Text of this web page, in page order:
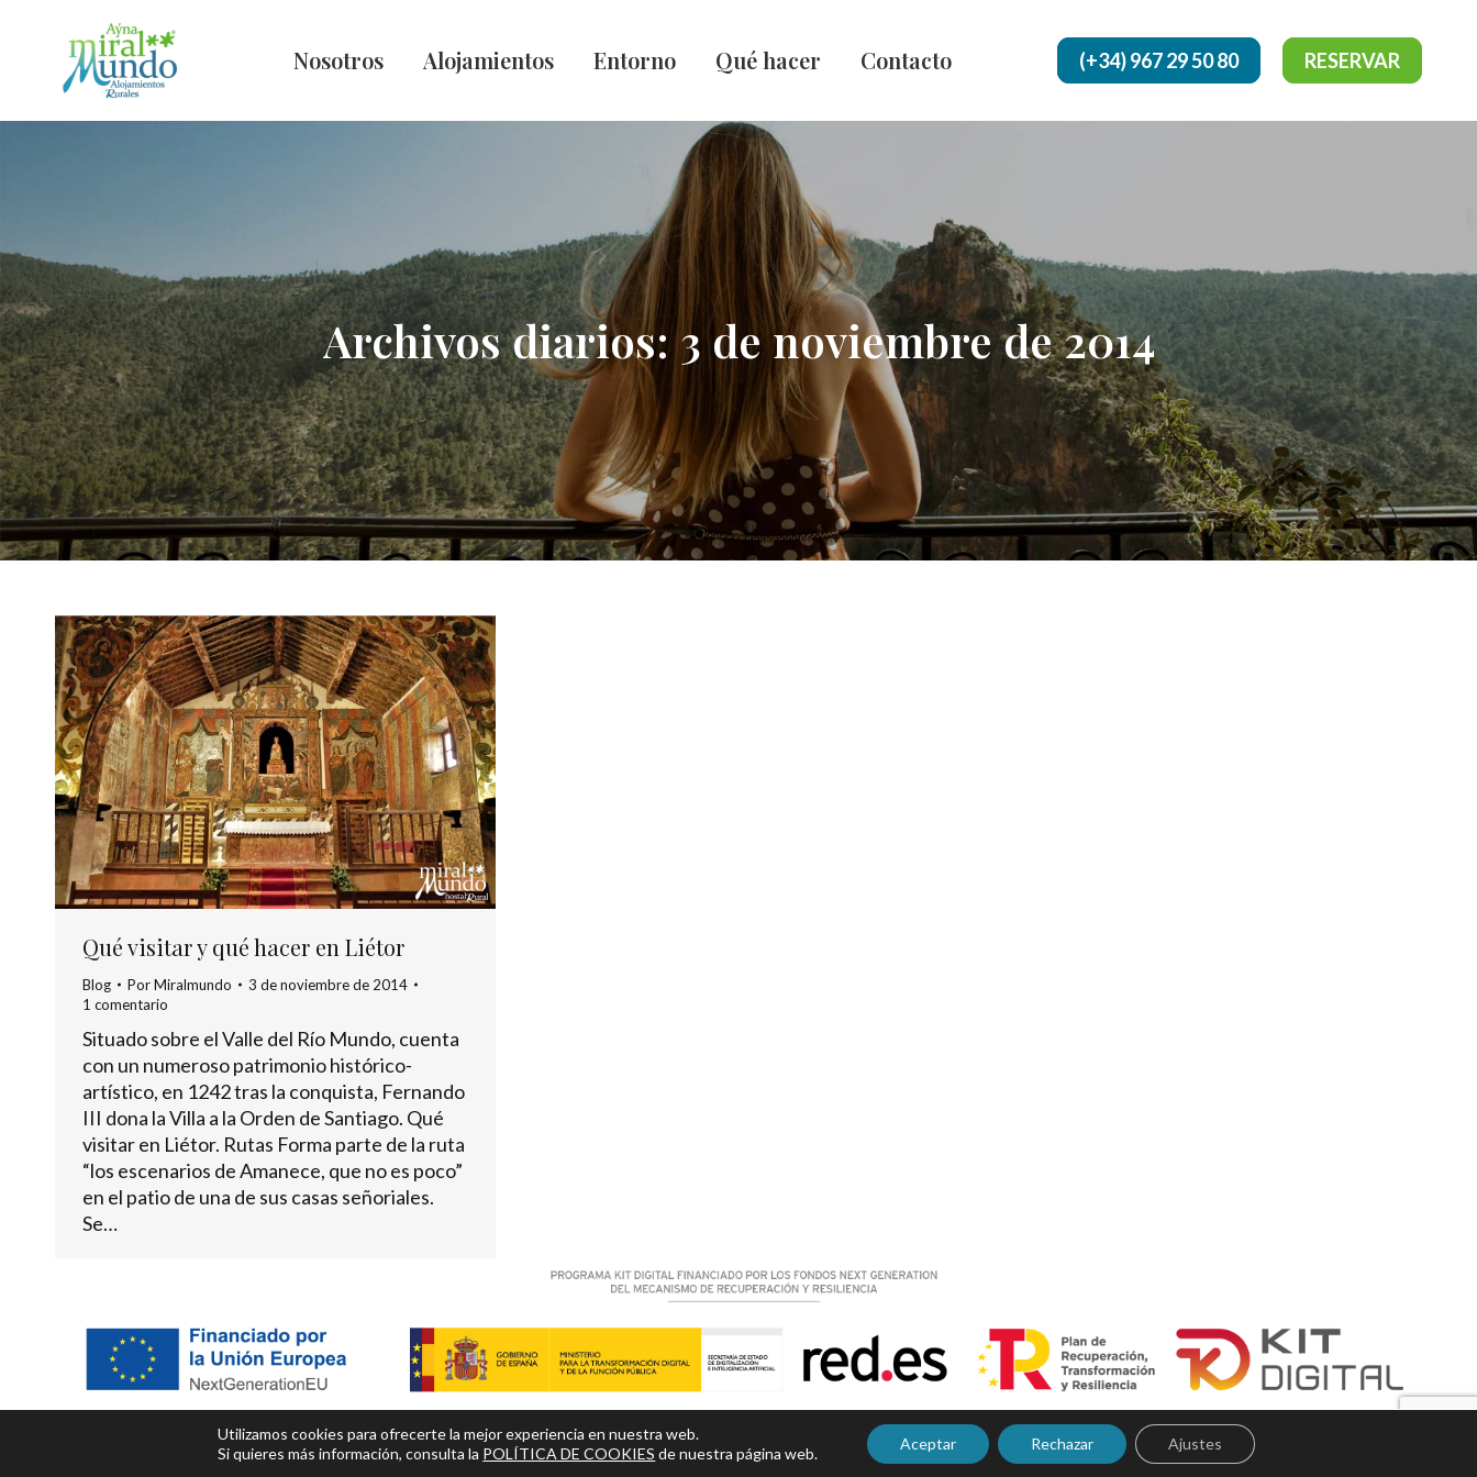
Nosotros Alojamientos Entorno Qué hacer Contacto (+34) 967 29 50 80 RESERVAR
Archivos diarios:3 de noviembre de 2014
Qué visitar y qué hacer en Liétor
Blog PorMiralmundo
3 de noviembre de 2014
1 comentario
Situado sobre el Valle del Río Mundo, cuenta
con un numeroso patrimonio histórico-
artístico, en 1242 tras la conquista, Fernando
III dona la Villa a la Orden de Santiago. Qué
visitar en Liétor. Rutas Forma parte de la ruta
“los escenarios de Amanece, que no es poco”
en el patio de una de sus casas señoriales.
Se…
Utilizamos cookies para ofrecerte la mejor experiencia en nuestra web.
Si quieres más información, consulta la POLÍTICA DE COOKIES de nuestra página web.
Aceptar Rechazar Ajustes